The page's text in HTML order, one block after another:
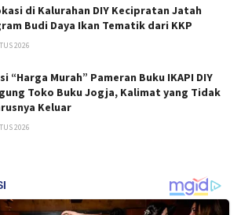
di Kalurahan DIY Kecipratan Jatah
Budi Daya Ikan Tematik dari KKP
2026
“Harga Murah” Pameran Buku IKAPI DIY
Toko Buku Jogja, Kalimat yang Tidak
Keluar
2026